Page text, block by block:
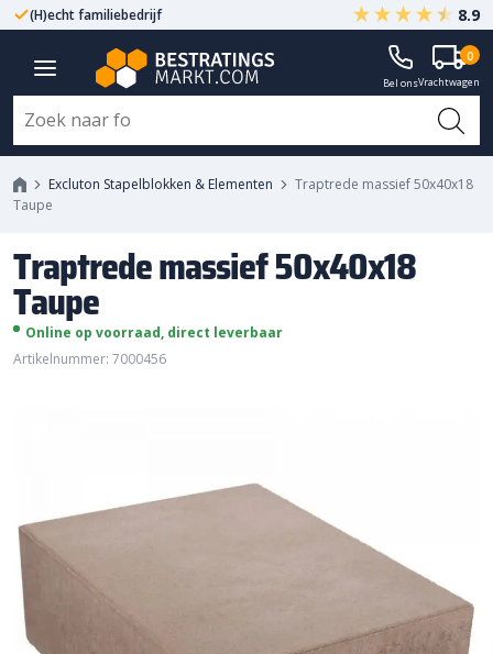
(H)echt familiebedrijf Gegarandeerd A-kwaliteit
8.9
Bel onsVrachtwagen
0
Excluton Stapelblokken & Elementen
Traptrede massief 50x40x18
Taupe
Traptrede massief 50x40x18
Taupe
Online op voorraad, direct leverbaar
Artikelnummer: 7000456
Traptrede massief 50x40x18
Taupe